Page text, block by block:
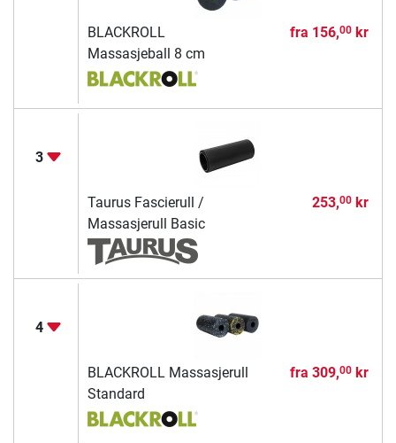
BLACKROLL
Massasjeball 8 cm
fra 156,00kr
3
Taurus Fascierull /
Massasjerull Basic
253,00kr
4
BLACKROLL Massasjerull
Standard
fra 309,00kr